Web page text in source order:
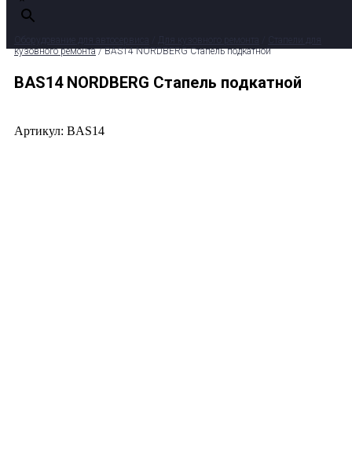
кузовного ремонта/ BAS14 NORDBERG Стапель подкатной
BAS14 NORDBERG Стапель подкатной
Артикул: BAS14